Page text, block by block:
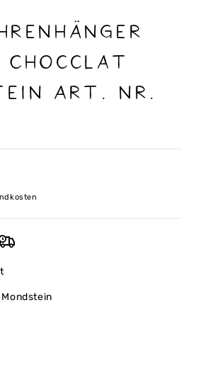
Chocclat
Art. nr.